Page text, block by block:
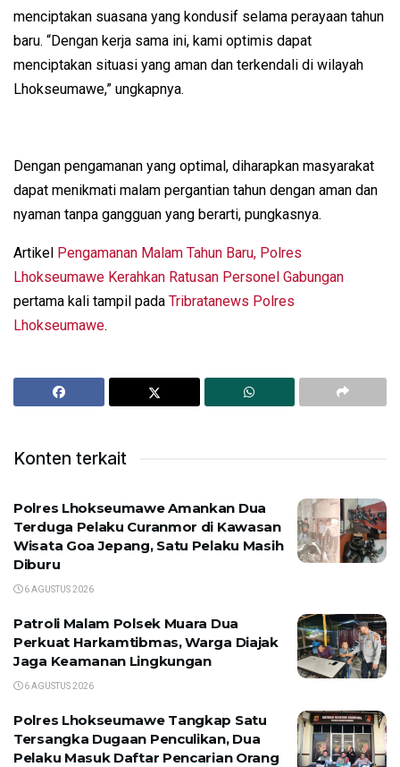
menciptakan suasana yang kondusif selama perayaan tahun
baru. “Dengan kerja sama ini, kami optimis dapat
menciptakan situasi yang aman dan terkendali di wilayah
Lhokseumawe,” ungkapnya.
Dengan pengamanan yang optimal, diharapkan masyarakat
dapat menikmati malam pergantian tahun dengan aman dan
nyaman tanpa gangguan yang berarti, pungkasnya.
Artikel Pengamanan Malam Tahun Baru, Polres
Lhokseumawe Kerahkan Ratusan Personel Gabungan
pertama kali tampil pada Tribratanews Polres
Lhokseumawe.
Konten terkait
Polres Lhokseumawe Amankan Dua
Terduga Pelaku Curanmor di Kawasan
Wisata Goa Jepang, Satu Pelaku Masih
Diburu
6 AGUSTUS 2026
Patroli Malam Polsek Muara Dua
Perkuat Harkamtibmas, Warga Diajak
Jaga Keamanan Lingkungan
6 AGUSTUS 2026
Polres Lhokseumawe Tangkap Satu
Tersangka Dugaan Penculikan, Dua
Pelaku Masuk Daftar Pencarian Orang